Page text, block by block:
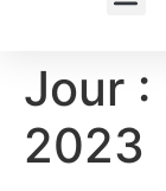
Jour :
2023